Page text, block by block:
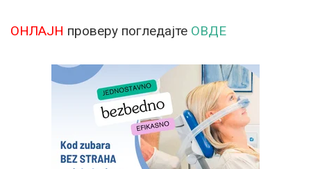
ОНЛАЈН проверу погледајте ОВДЕ